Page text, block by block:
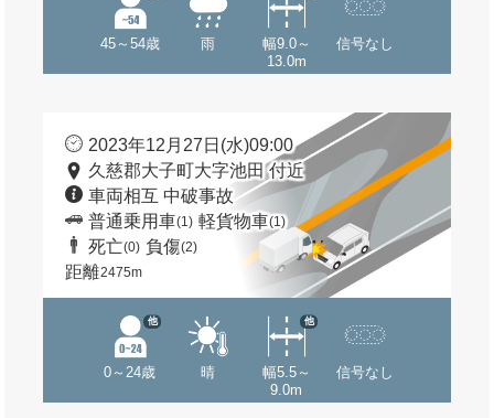
45～54歳 雨
幅9.0～
13.0m
信号なし
2023年12月27日(水)09:00
久慈郡大子町大字池田 付近
車両相互 中破事故
普通乗用車(1) 軽貨物車(1)
死亡(0) 負傷(2)
距離2475m
0～24歳
他
晴
幅5.5～
9.0m
他
信号なし